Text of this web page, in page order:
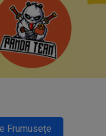
Frumusețe